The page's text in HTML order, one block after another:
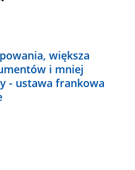
większa
i mniej
- ustawa frankowa